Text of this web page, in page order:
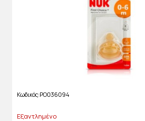
Κωδικός PO036094
Εξαντλημένο